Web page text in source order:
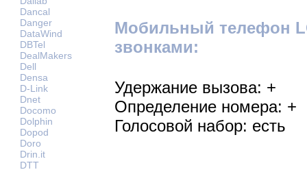
Dancal
Danger
DataWind
DBTel
DealMakers
Dell
Densa
D-Link
Dnet
Docomo
Dolphin
Dopod
Doro
Drin.it
DTT
Мобильный телефон
звонками:
Удержание вызова: +
Определение номера: +
Голосовой набор: есть